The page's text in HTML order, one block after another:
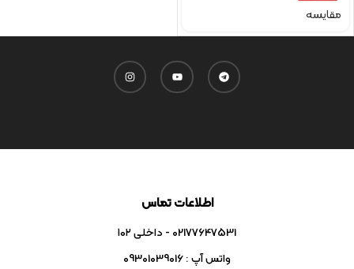
مقایسه
اطلاعات تماس
02177647531 - داخلی ۱۰۲
واتس آپ : 09301039016